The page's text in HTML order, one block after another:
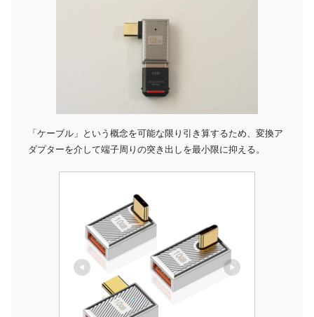
「ケーブル」という概念を可能な限り引き算するため、変換ア
ダプターを介して端子周りの突き出しを最小限に抑える。